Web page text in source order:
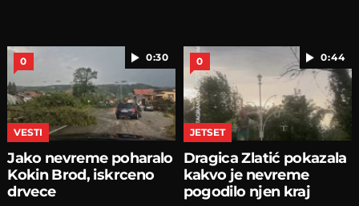
0:30
0
VESTI
Jako nevreme poharalo
Kokin Brod, iskrceno
drvece
0:44
0
JETSET
Dragica Zlatić pokazala
kakvo je nevreme
pogodilo njen kraj